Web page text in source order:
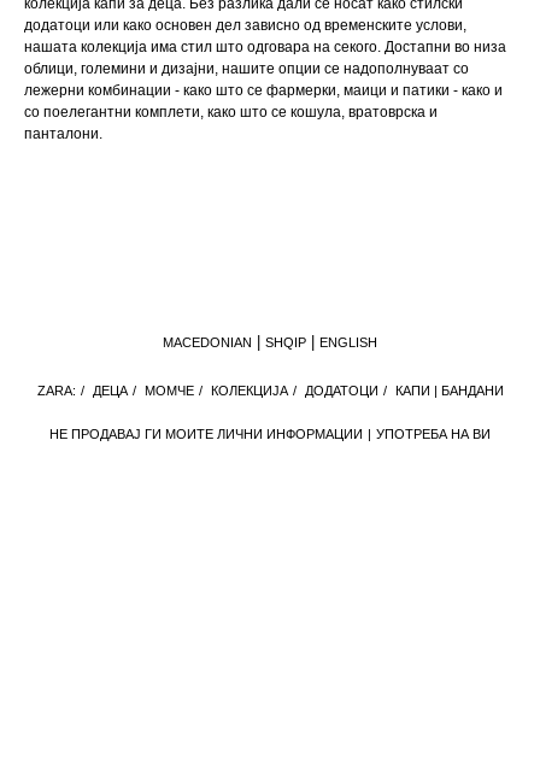
колекција капи за деца. Без разлика дали се носат како стилски
додатоци или како основен дел зависно од временските услови,
нашата колекција има стил што одговара на секого. Достапни во низа
облици, големини и дизајни, нашите опции се надополнуваат со
лежерни комбинации - како што се фармерки, маици и патики - како и
со поелегантни комплети, како што се кошула, вратоврска и
панталони.
НЕ ПРОДАВАЈ ГИ МОИТЕ ЛИЧНИ ИНФОРМАЦИИ УПОТРЕБА НА ВИ
ZARA: / ДЕЦА / МОМЧЕ / КОЛЕКЦИЈА / ДОДАТОЦИ / КАПИ | БАНДАНИ
MACEDONIAN SHQIP ENGLISH